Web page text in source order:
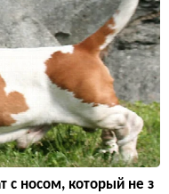
с носом, который не з